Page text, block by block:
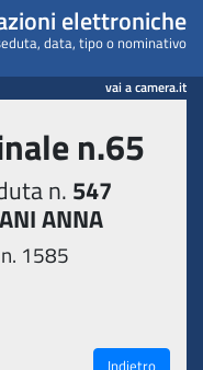
-
elettroniche
data, tipo o nominativo
vai a camera.it
n.65
n. 547
ANNA
1585
Indietro